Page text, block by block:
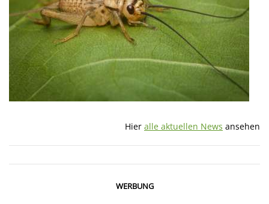
Hier alle aktuellen News ansehen
WERBUNG